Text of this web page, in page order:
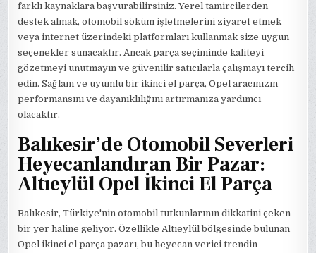
farklı kaynaklara başvurabilirsiniz. Yerel tamircilerden
destek almak, otomobil söküm işletmelerini ziyaret etmek
veya internet üzerindeki platformları kullanmak size uygun
seçenekler sunacaktır. Ancak parça seçiminde kaliteyi
gözetmeyi unutmayın ve güvenilir satıcılarla çalışmayı tercih
edin. Sağlam ve uyumlu bir ikinci el parça, Opel aracınızın
performansını ve dayanıklılığını artırmanıza yardımcı
olacaktır.
Balıkesir’de Otomobil Severleri
Heyecanlandıran Bir Pazar:
Altıeylül Opel İkinci El Parça
Balıkesir, Türkiye'nin otomobil tutkunlarının dikkatini çeken
bir yer haline geliyor. Özellikle Altıeylül bölgesinde bulunan
Opel ikinci el parça pazarı, bu heyecan verici trendin